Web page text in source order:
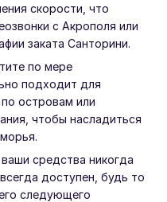
скорости, что
с Акрополя или
заката Санторини.
по мере
подходит для
островам или
чтобы насладиться
средства никогда
доступен, будь то
следующего